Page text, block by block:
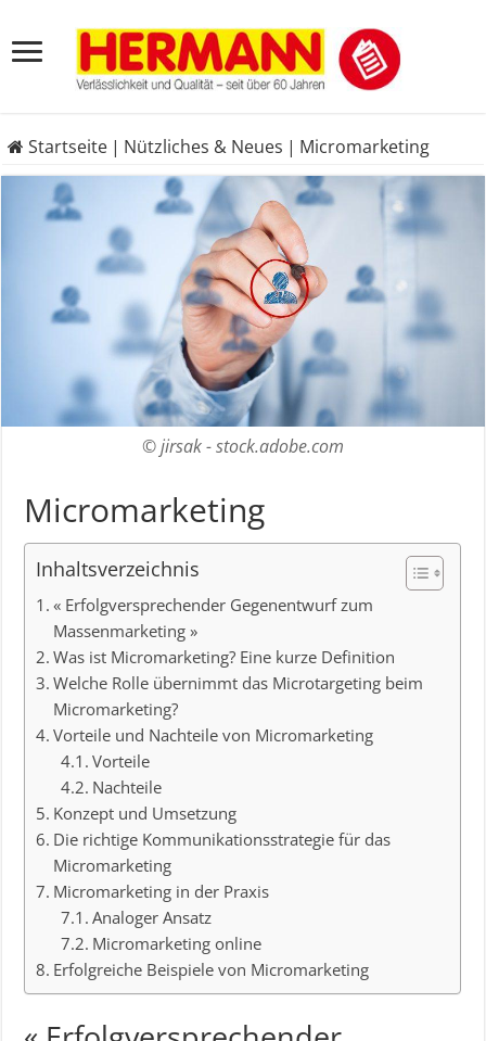
Startseite | Nützliches & Neues | Micromarketing
© jirsak - stock.adobe.com
Micromarketing
Inhaltsverzeichnis
« Erfolgversprechender Gegenentwurf zum
Massenmarketing »
Was ist Micromarketing? Eine kurze Definition
Welche Rolle übernimmt das Microtargeting beim
Micromarketing?
Vorteile und Nachteile von Micromarketing
Vorteile
Nachteile
Konzept und Umsetzung
Die richtige Kommunikationsstrategie für das
Micromarketing
Micromarketing in der Praxis
Analoger Ansatz
Micromarketing online
Erfolgreiche Beispiele von Micromarketing